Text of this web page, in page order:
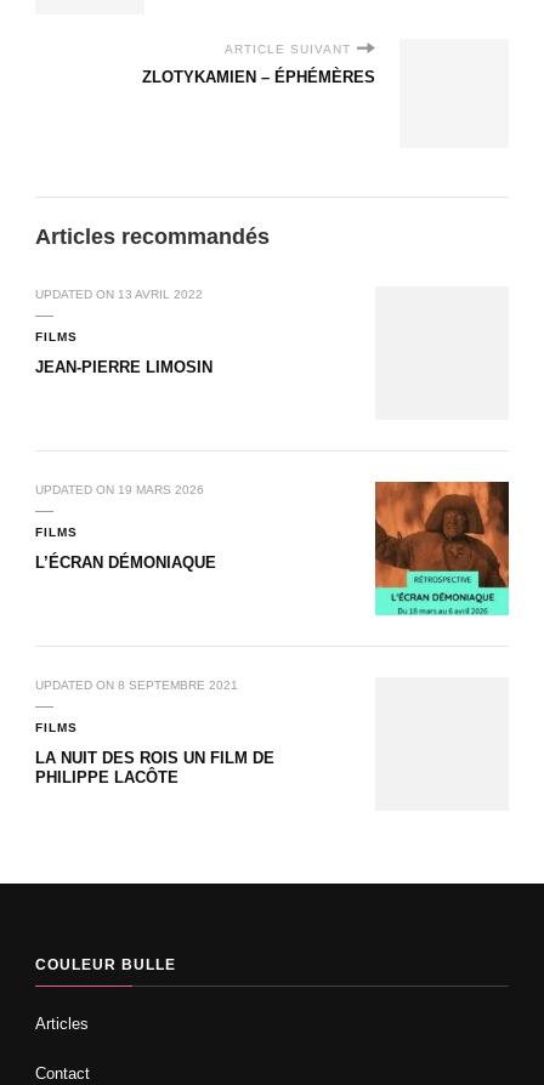
ARTICLE SUIVANT
ZLOTYKAMIEN – ÉPHÉMÈRES
Articles recommandés
UPDATED ON 13 AVRIL 2022
FILMS
JEAN-PIERRE LIMOSIN
UPDATED ON 19 MARS 2026
FILMS
L’ÉCRAN DÉMONIAQUE
UPDATED ON 8 SEPTEMBRE 2021
FILMS
LA NUIT DES ROIS UN FILM DE
PHILIPPE LACÔTE
COULEUR BULLE
Articles
Contact